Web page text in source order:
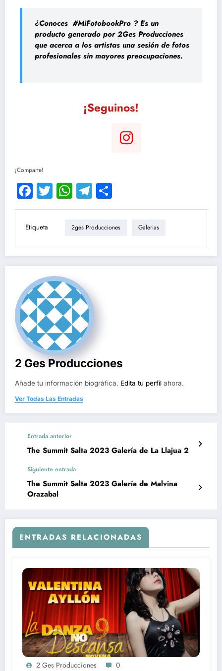
¿Conoces #MiFotobookPro ? Es un
producto generado por 2Ges Producciones
que acerca a los artistas una sesión de fotos
profesionales sin mayores preocupaciones.
¡Seguinos!
¡Comparte!
Facebook
TwitterWhatsApp
Telegram
Etiqueta 2ges Producciones Galerias
2 Ges Producciones
Añade tu información biográfica. Edita tu perfil ahora.
Ver Todas Las Entradas
Entrada anterior
The Summit Salta 2023 Galería de La Llajua 2
Siguiente entrada
The Summit Salta 2023 Galería de Malvina
Orazabal
ENTRADAS RELACIONADAS
2 Ges Producciones 0